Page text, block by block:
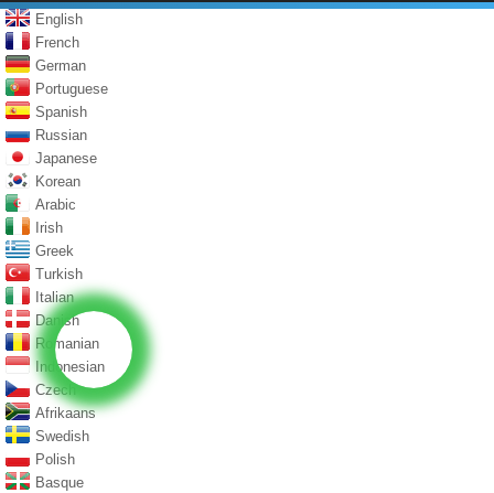
English
French
German
Portuguese
Spanish
Russian
Japanese
Korean
Arabic
Irish
Greek
Turkish
Italian
Danish
Romanian
Indonesian
Czech
Afrikaans
Swedish
Polish
Basque